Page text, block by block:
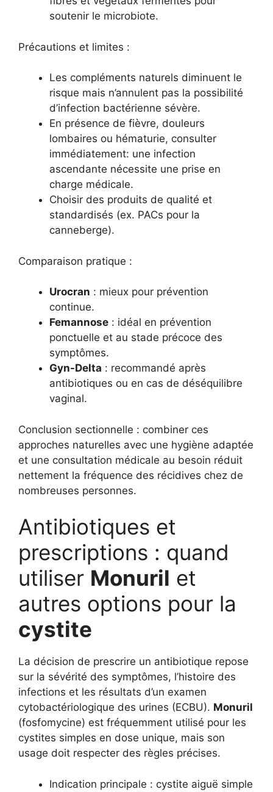
soutenir le microbiote.
Précautions et limites :
Les compléments naturels diminuent le
risque mais n’annulent pas la possibilité
d’infection bactérienne sévère.
En présence de fièvre, douleurs
lombaires ou hématurie, consulter
immédiatement: une infection
ascendante nécessite une prise en
charge médicale.
Choisir des produits de qualité et
standardisés (ex. PACs pour la
canneberge).
Comparaison pratique :
Urocran : mieux pour prévention
continue.
Femannose : idéal en prévention
ponctuelle et au stade précoce des
symptômes.
Gyn-Delta : recommandé après
antibiotiques ou en cas de déséquilibre
vaginal.
Conclusion sectionnelle : combiner ces
approches naturelles avec une hygiène adaptée
et une consultation médicale au besoin réduit
nettement la fréquence des récidives chez de
nombreuses personnes.
Antibiotiques et
prescriptions : quand
utiliser Monuril et
autres options pour la
cystite
La décision de prescrire un antibiotique repose
sur la sévérité des symptômes, l’histoire des
infections et les résultats d’un examen
cytobactériologique des urines (ECBU). Monuril
(fosfomycine) est fréquemment utilisé pour les
cystites simples en dose unique, mais son
usage doit respecter des règles précises.
Indication principale : cystite aiguë simple